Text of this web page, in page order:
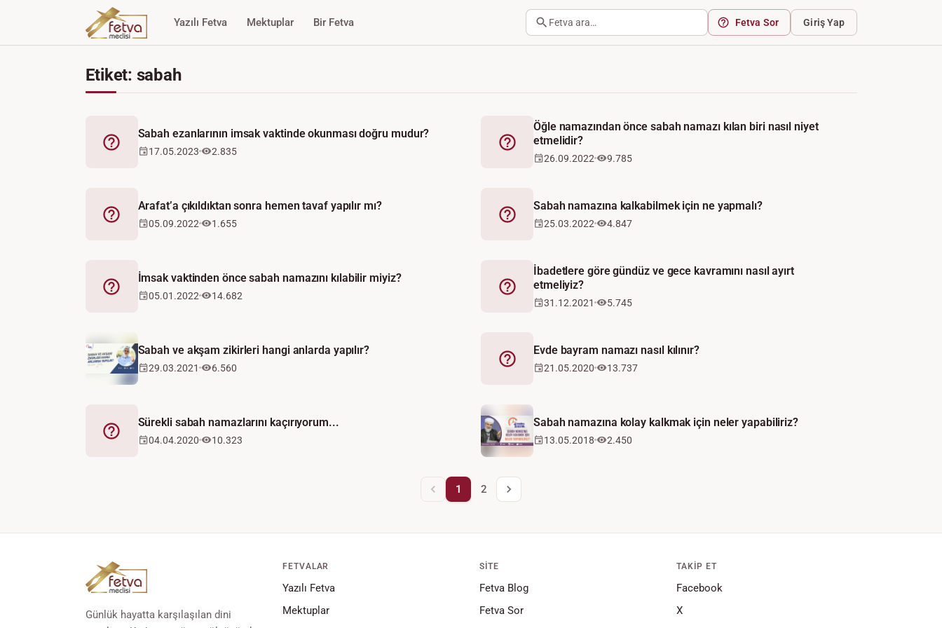
Yazılı Fetva Mektuplar Bir Fetva Fetva ara… Fetva Sor Giriş Yap
Etiket: sabah
Fetva
Sabah ezanlarının imsak vaktinde okunması doğru mudur?
17.05.2023 2.835 Fetva
Öğle namazından önce sabah namazı kılan biri nasıl niyet
etmelidir?
26.09.2022 9.785
Fetva
Arafat’a çıkıldıktan sonra hemen tavaf yapılır mı?
05.09.2022 1.655 Fetva
Sabah namazına kalkabilmek için ne yapmalı?
25.03.2022 4.847
Fetva
İmsak vaktinden önce sabah namazını kılabilir miyiz?
05.01.2022 14.682 Fetva
İbadetlere göre gündüz ve gece kavramını nasıl ayırt
etmeliyiz?
31.12.2021 5.745
Sabah ve akşam zikirleri hangi anlarda yapılır?
29.03.2021 6.560 Fetva
Evde bayram namazı nasıl kılınır?
21.05.2020 13.737
Fetva
Sürekli sabah namazlarını kaçırıyorum...
04.04.2020 10.323
Sabah namazına kolay kalkmak için neler yapabiliriz?
13.05.2018 2.450
1 2
Günlük hayatta karşılaşılan dini
FETVALAR
Yazılı Fetva
Mektuplar
SITE
Fetva Blog
Fetva Sor
TAKIP ET
Facebook
X